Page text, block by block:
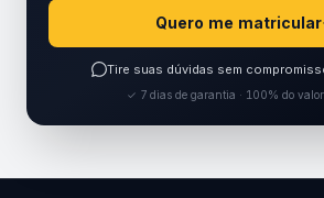
Quero me matricular
Tire suas dúvidas sem
✓ 7 dias de garantia · 100% do